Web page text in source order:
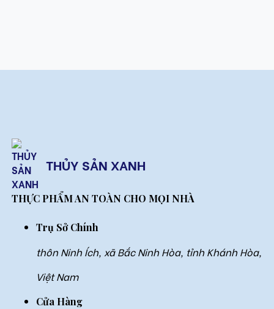
THỦY SẢN XANH
THỰC PHẨM AN TOÀN CHO MỌI NHÀ
Trụ Sở Chính
thôn Ninh Ích, xã Bắc Ninh Hòa, tỉnh Khánh Hòa,
Việt Nam
Cửa Hàng